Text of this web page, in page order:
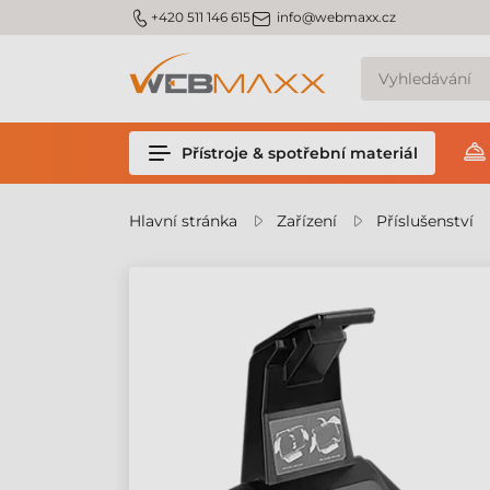
m_phone +420 511 146 615m_email info@webmaxx.cz
Přístroje & spotřební materiál
Hlavní stránka Zařízení Příslušenství